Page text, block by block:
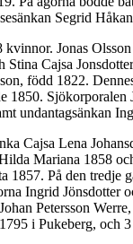
Segrid
Jonas
Stina Cajsa
född 1822.
undantagsänkan
Cajsa Lena
Mariana 1858
På den
Ingrid Jönsdotter
Petersson
i Pukeberg, och